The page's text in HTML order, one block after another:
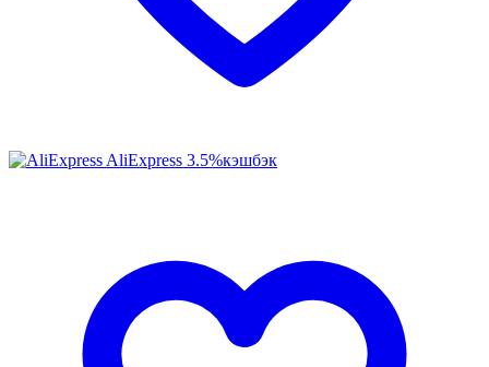
AliExpress 3.5%кэшбэк